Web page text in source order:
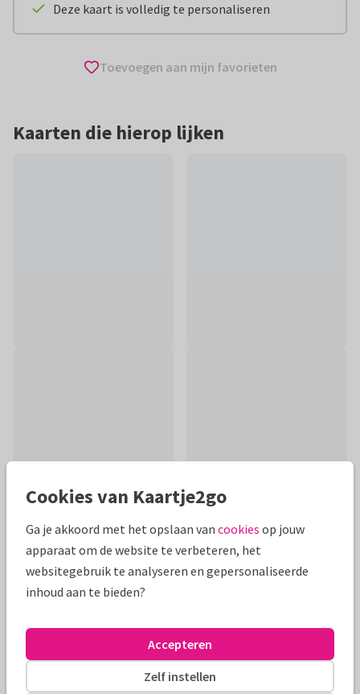
Deze kaart is volledig te personaliseren
Toevoegen aan mijn favorieten
Kaarten die hierop lijken
Productinformatie
Stuur iemand een dikke papieren knuffel met dit vrolijke
Alle kaarten zijn helemaal naar wens aan te passen
Cookies van Kaartje2go
Ga je akkoord met het opslaan van cookies op jouw
apparaat om de website te verbeteren, het
websitegebruik te analyseren en gepersonaliseerde
inhoud aan te bieden?
Zelf instellen
Accepteren